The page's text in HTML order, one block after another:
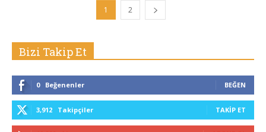
1 2
Bizi Takip Et
0 Beğenenler BEĞEN
3,912 Takipçiler TAKIP ET